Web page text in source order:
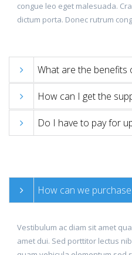
congue leo eget malesuada.
dictum porta. Donec rutrum
What are the benefits
How can I get the
Do I have to pay for
How can we
Vestibulum ac diam sit amet
amet dui. Sed porttitor lectus